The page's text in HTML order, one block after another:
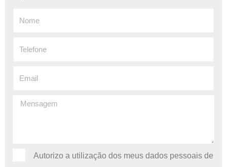
Autorizo ​​a utilização dos meus dados pessoais de